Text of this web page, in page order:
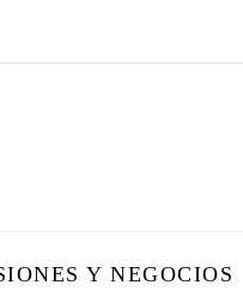
Y NEGOCIOS